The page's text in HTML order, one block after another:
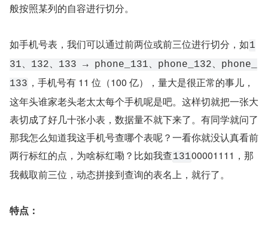
般按照某列的自容进行切分。
如手机号表，我们可以通过前两位或前三位进行切分，如1
31、132、133 → phone_131、phone_132、phone_
133 ，手机号有 11 位（100 亿），量大是很正常的事儿，
这年头谁家老头老太太每个手机呢是吧。这样切就把一张大
表切成了好几十张小表，数据量不就下来了。有同学就问了
那我怎么知道我这手机号查哪个表呢？一看你就没认真看前
两行标红的点，为啥标红嘞？比如我查13100001111，那
我截取前三位，动态拼接到查询的表名上，就行了。
特点：